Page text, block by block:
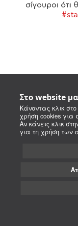
Στο website
Κάνοντας κλικ
χρήση cookies για
Αν κάνεις κλικ
για τη χρήση των
σίγουροι